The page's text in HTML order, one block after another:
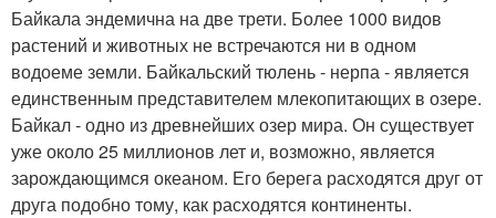
Байкала эндемична на две трети. Более 1000 видов
растений и животных не встречаются ни в одном
водоеме земли. Байкальский тюлень - нерпа - является
единственным представителем млекопитающих в озере.
Байкал - одно из древнейших озер мира. Он существует
уже около 25 миллионов лет и, возможно, является
зарождающимся океаном. Его берега расходятся друг от
друга подобно тому, как расходятся континенты.